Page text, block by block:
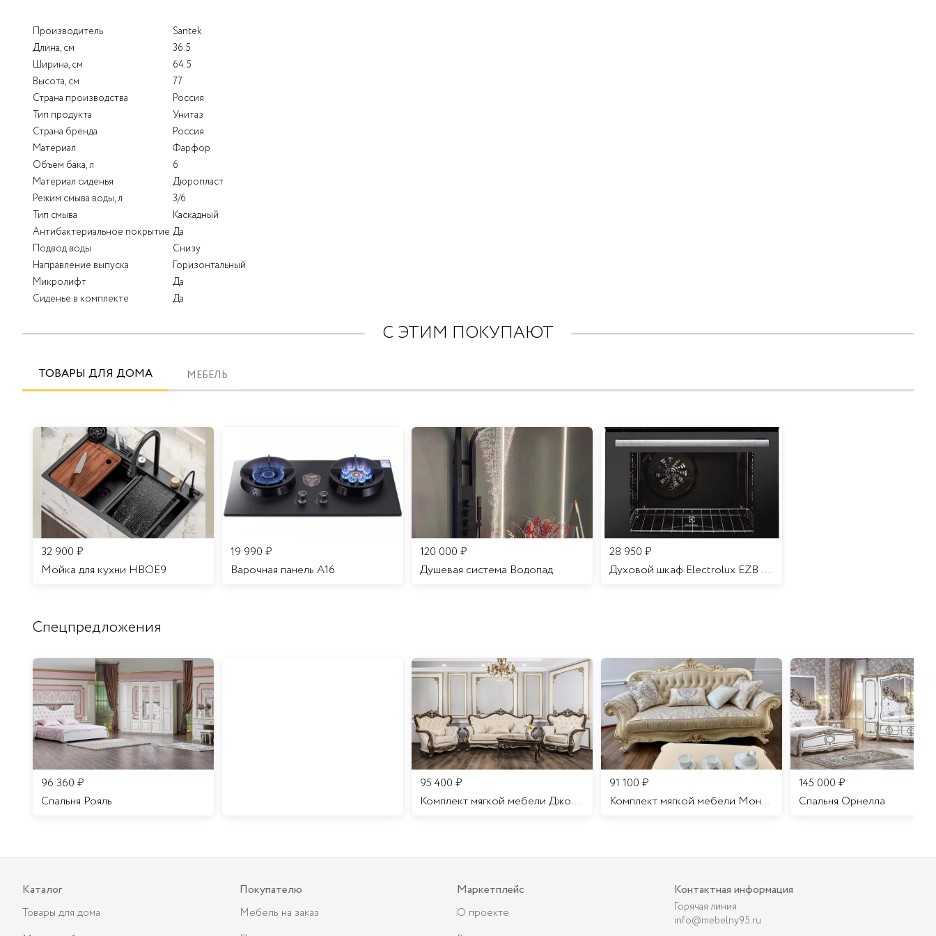
Производитель
Santek
Длина, см
36.5
Ширина, см
64.5
Высота, см
77
Страна производства
Россия
Тип продукта
Унитаз
Страна бренда
Россия
Материал
Фарфор
Объем бака, л
6
Материал сиденья
Дюропласт
Режим смыва воды, л
3/6
Тип смыва
Каскадный
Антибактериальное покрытие Да
Подвод воды
Снизу
Направление выпуска
Горизонтальный
Микролифт
Да
Сиденье в комплекте
Да
С ЭТИМ ПОКУПАЮТ
ТОВАРЫ ДЛЯ ДОМА МЕБЕЛЬ
32 900 ₽
Мойка для кухни HBOE9
19 990 ₽
Варочная панель A16
120 000 ₽
Душевая система Водопад
28 950 ₽
Духовой шкаф Electrolux EZB 52410 AK
Спецпредложения
96 360 ₽
Спальня Рояль
95 400 ₽
Комплект мягкой мебели Джоконда
91 100 ₽
Комплект мягкой мебели Мона Лиза
145 000 ₽
Cпальня Орнелла
Каталог
Товары для дома
Покупателю
Мебель на заказ
Маркетплейс
О проекте
Контактная информация
Горячая линия
info@mebelny95.ru